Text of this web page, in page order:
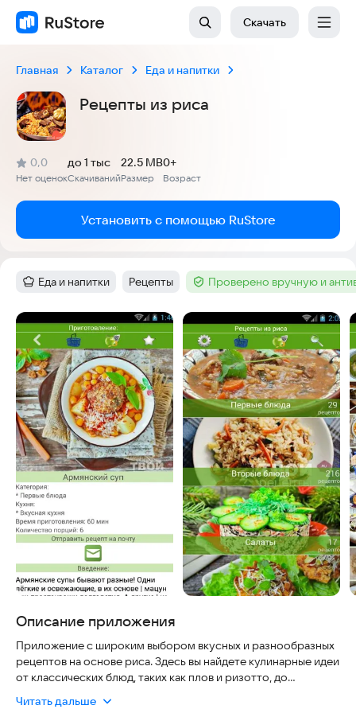
Скачать
Главная Каталог Еда и напитки
Рецепты из риса
Рейтинг:
0,0
(
Нет оценок
)
Скачиваний
до 1 тыс
Размер
22.5 MB
Возраст
0+
Установить с помощью RuStore
Категория:
Еда и напитки Тег:
Рецепты Тег :Проверено вручную и
Скриншоты
Описание приложения
Приложение с широким выбором вкусных и разнообразных
рецептов на основе риса. Здесь вы найдете кулинарные идеи
от классических блюд, таких как плов и ризотто, до
с рисом.
Читать дальше